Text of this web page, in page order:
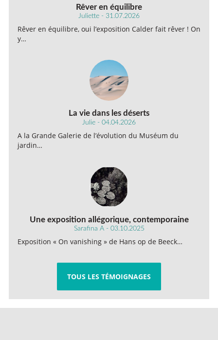
Rêver en équilibre
Juliette - 31.07.2026
Rêver en équilibre, oui l’exposition Calder fait rêver ! On
y…
La vie dans les déserts
Julie - 04.04.2026
A la Grande Galerie de l’évolution du Muséum du
jardin…
Une exposition allégorique, contemporaine
Sarafina A - 03.10.2025
Exposition « On vanishing » de Hans op de Beeck…
TOUS LES TÉMOIGNAGES